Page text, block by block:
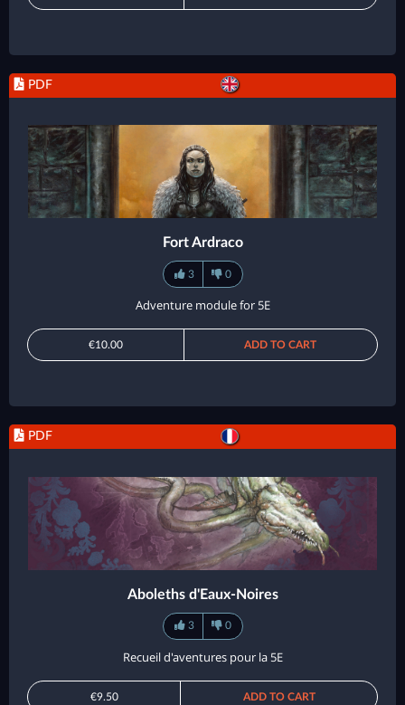
PDF
Fort Ardraco
3 0
Adventure module for 5E
€10.00 ADD TO CART
PDF
Aboleths d'Eaux-Noires
3 0
Recueil d'aventures pour la 5E
€9.50 ADD TO CART